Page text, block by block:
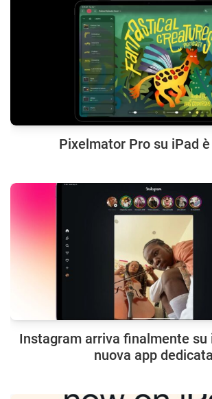
Pixelmator Pro su iPad
Instagram arriva finalmente su
nuova app dedicata